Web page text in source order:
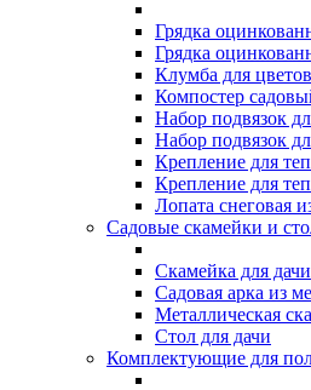
Грядка
Грядка
Клумба для цветов
Компостер
Набор подвязок
Набор подвязок
Крепление для
Крепление для
Лопата снеговая
Садовые скамейки и
Скамейка для дачи
Садовая арка из
Металлическая
Стол для дачи
Комплектующие для